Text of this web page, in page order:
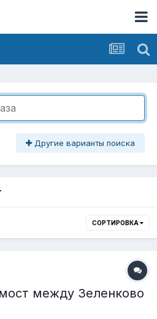
Другие варианты поиска
СОРТИРОВКА
между Зеленково